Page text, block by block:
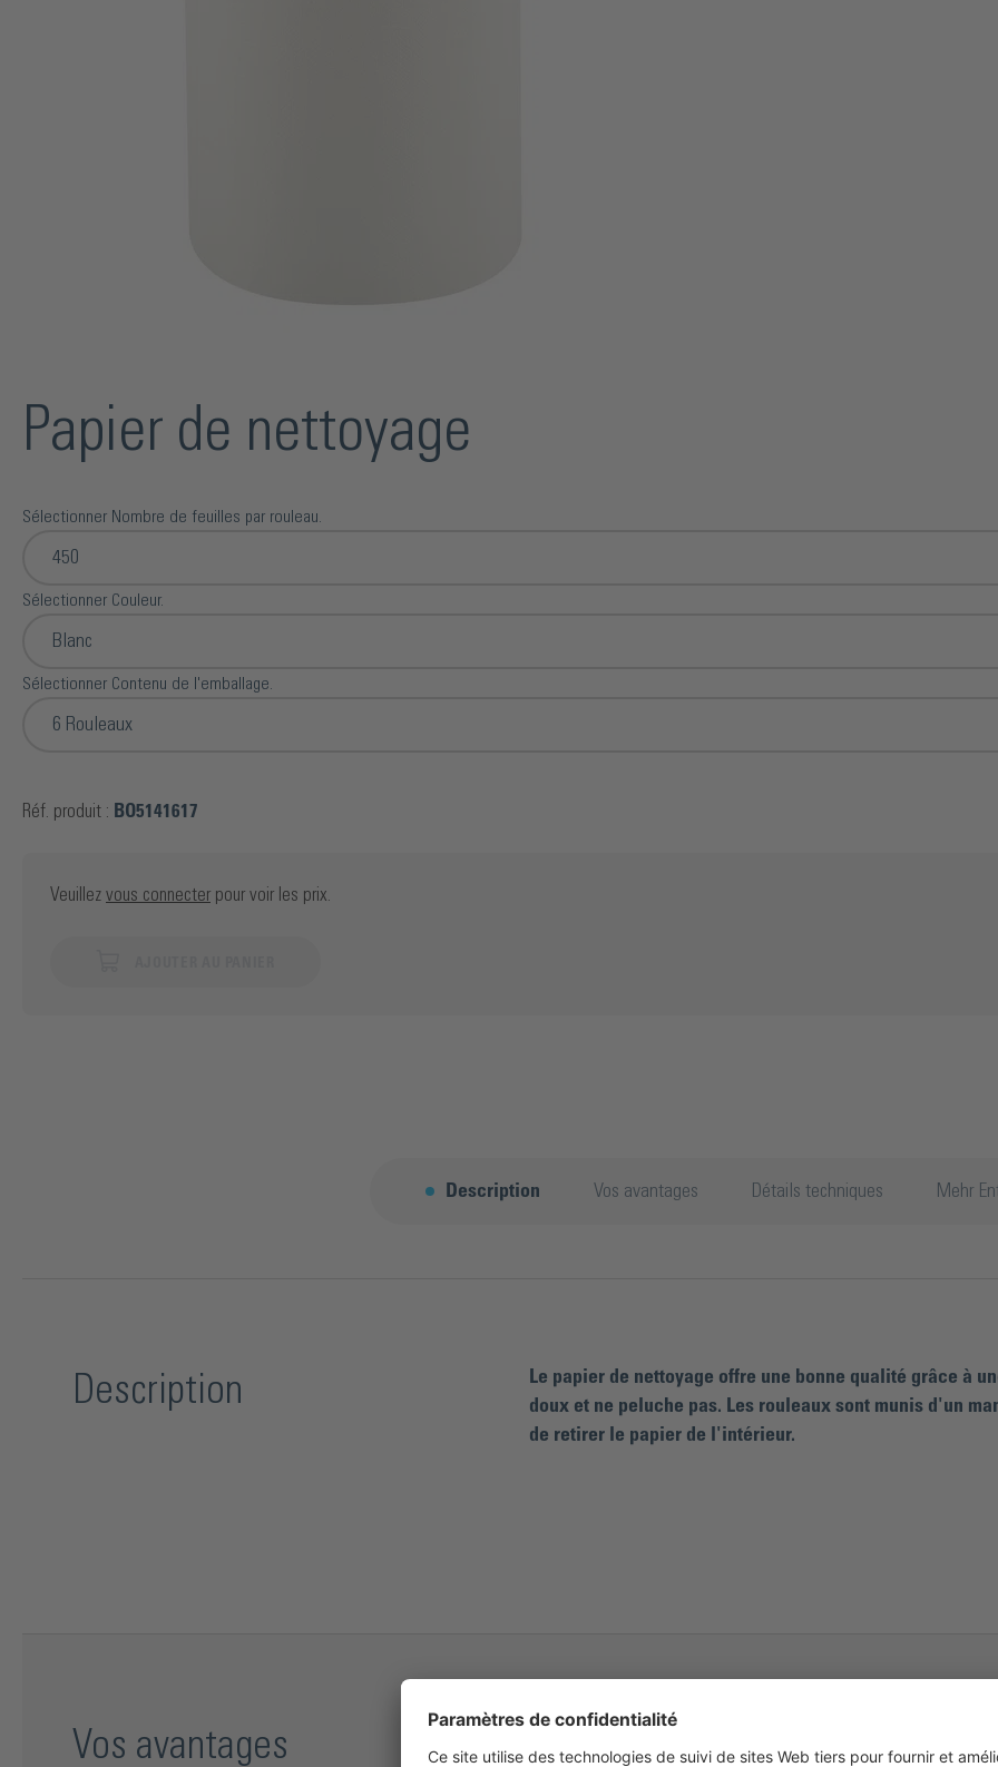
Papier de nettoyage
Sélectionner Nombre de feuilles par rouleau.
450
Sélectionner Couleur.
Blanc
Sélectionner Contenu de l'emballage.
6 Rouleaux
Réf. produit : BO5141617
Veuillez vous connecter pour voir les prix.
Description Vos avantages Détails techniques Mehr
Description
Le papier de nettoyage offre une bonne qualité grâce à
doux et ne peluche pas. Les rouleaux sont munis d'un
de retirer le papier de l'intérieur.
Vos avantages